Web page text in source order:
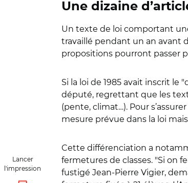
Lancer
l'impression
Une dizaine
Un texte de loi comportant
travaillé pendant un an avant
propositions pourront passer
Si la loi de 1985 avait inscrit le
député, regrettant que les
(pente, climat…). Pour
mesure prévue dans la loi
Cette différenciation a
fermetures de classes. "Si on
fustigé Jean-Pierre Vigier,